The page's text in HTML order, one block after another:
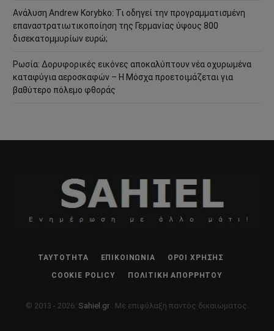
Ανάλυση Andrew Korybko: Τι οδηγεί την προγραμματισμένη
επαναστρατιωτικοποίηση της Γερμανίας ύψους 800
δισεκατομμυρίων ευρώ;
Ρωσία: Δορυφορικές εικόνες αποκαλύπτουν νέα οχυρωμένα
καταφύγια αεροσκαφών – Η Μόσχα προετοιμάζεται για
βαθύτερο πόλεμο φθοράς
ΤΑΥΤΌΤΗΤΑ ΕΠΙΚΟΙΝΩΝΊΑ ΌΡΟΙ ΧΡΉΣΗΣ
COOKIE POLICY ΠΟΛΙΤΙΚΉ ΑΠΟΡΡΉΤΟΥ
© 2013 - 2026: Sahiel.gr . Με επιφύλαξη παντός δικαιώματος.